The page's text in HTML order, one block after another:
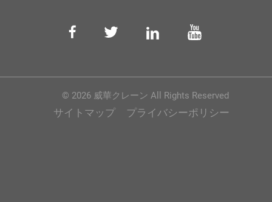
© 2026 威華クレーン All Rights Reserved
サイトマップ プライバシーポリシー